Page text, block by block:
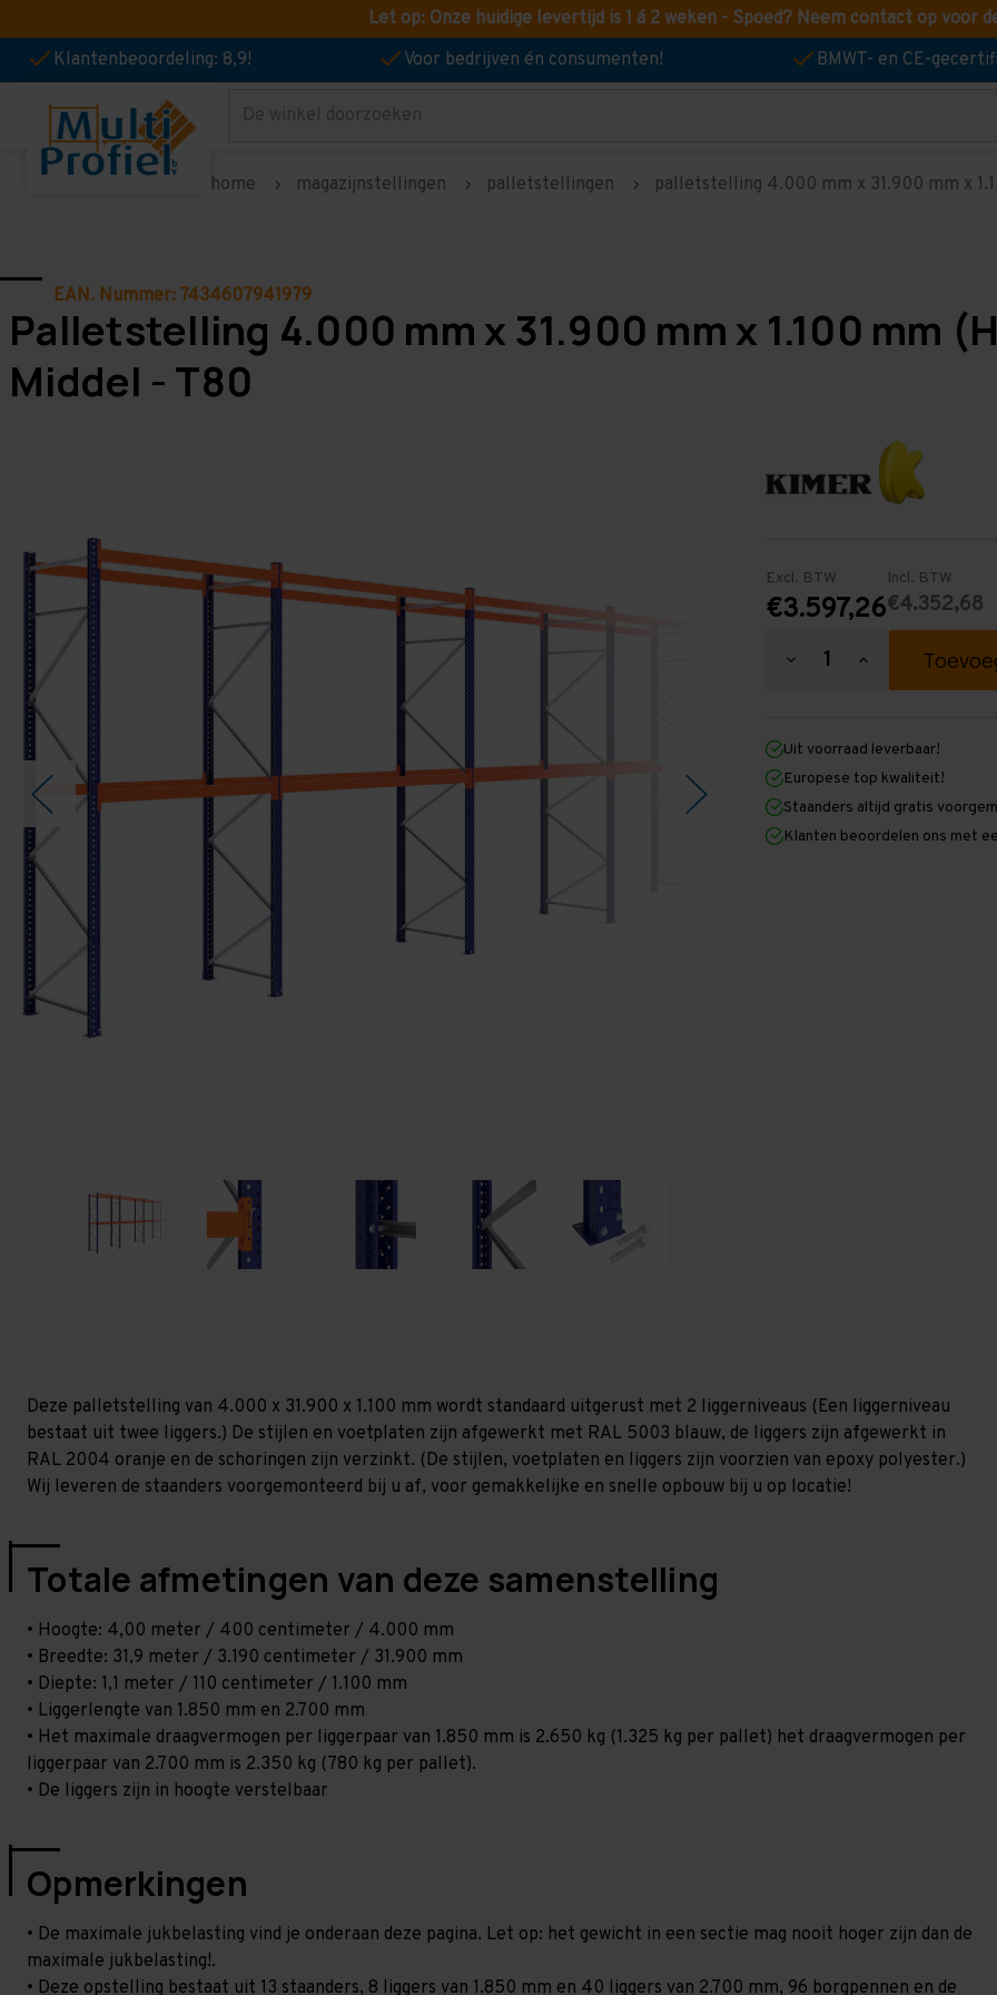
Let op: Onze huidige levertijd is 1 á 2 weken - Spoed? Neem contact op voor
Klantenbeoordeling: 8,9!
Voor bedrijven én consumenten! BMWT- en CE-
Zoeken
home magazijnstellingen palletstellingen palletstelling 4.000 mm x 31.900 mm x
EAN. Nummer: 7434607941979
Palletstelling 4.000 mm x 31.900 mm x 1.100 mm
Middel - T80
Excl. BTW
€3.597,26
Incl. BTW
€4.352,68
Hoeveelheid
4.000
mm
x
31.900
mm
x
1.100
Hoeveelheid
verhogen
4.000
mm
x
31.900
mm
x
1.100
Uit voorraad leverbaar!
Europese top kwaliteit!
Staanders altijd gratis
Klanten beoordelen ons met
Deze palletstelling van 4.000 x 31.900 x 1.100 mm wordt standaard uitgerust met 2 liggerniveaus (Een liggerniveau
bestaat uit twee liggers.) De stijlen en voetplaten zijn afgewerkt met RAL 5003 blauw, de liggers zijn afgewerkt in
RAL 2004 oranje en de schoringen zijn verzinkt. (De stijlen, voetplaten en liggers zijn voorzien van epoxy polyester.)
Wij leveren de staanders voorgemonteerd bij u af, voor gemakkelijke en snelle opbouw bij u op locatie!
Totale afmetingen van deze samenstelling
• Hoogte: 4,00 meter / 400 centimeter / 4.000 mm
• Breedte: 31,9 meter / 3.190 centimeter / 31.900 mm
• Diepte: 1,1 meter / 110 centimeter / 1.100 mm
• Liggerlengte van 1.850 mm en 2.700 mm
• Het maximale draagvermogen per liggerpaar van 1.850 mm is 2.650 kg (1.325 kg per pallet) het draagvermogen per
liggerpaar van 2.700 mm is 2.350 kg (780 kg per pallet).
• De liggers zijn in hoogte verstelbaar
Opmerkingen
• De maximale jukbelasting vind je onderaan deze pagina. Let op: het gewicht in een sectie mag nooit hoger zijn dan de
maximale jukbelasting!.
• Deze opstelling bestaat uit 13 staanders, 8 liggers van 1.850 mm en 40 liggers van 2.700 mm, 96 borgpennen en de